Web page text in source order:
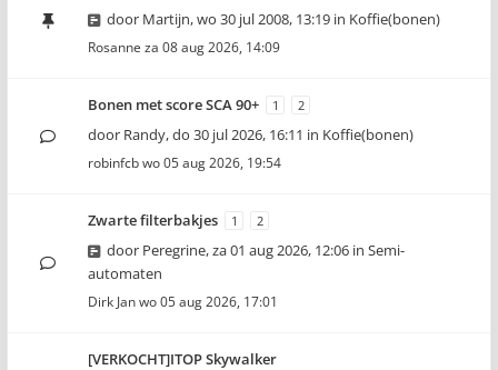
door Martijn,wo 30 jul 2008, 13:19 in Koffie(bonen)
Rosanne za 08 aug 2026, 14:09
Bonen met score SCA 90+ 1 2
door Randy,do 30 jul 2026, 16:11 in Koffie(bonen)
robinfcbwo 05 aug 2026, 19:54
Zwarte filterbakjes 1 2
door Peregrine,za 01 aug 2026, 12:06 in Semi-
automaten
Dirk Janwo 05 aug 2026, 17:01
[VERKOCHT]ITOP Skywalker